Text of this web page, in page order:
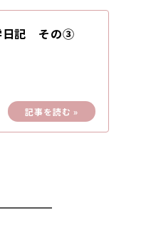
日記 その③